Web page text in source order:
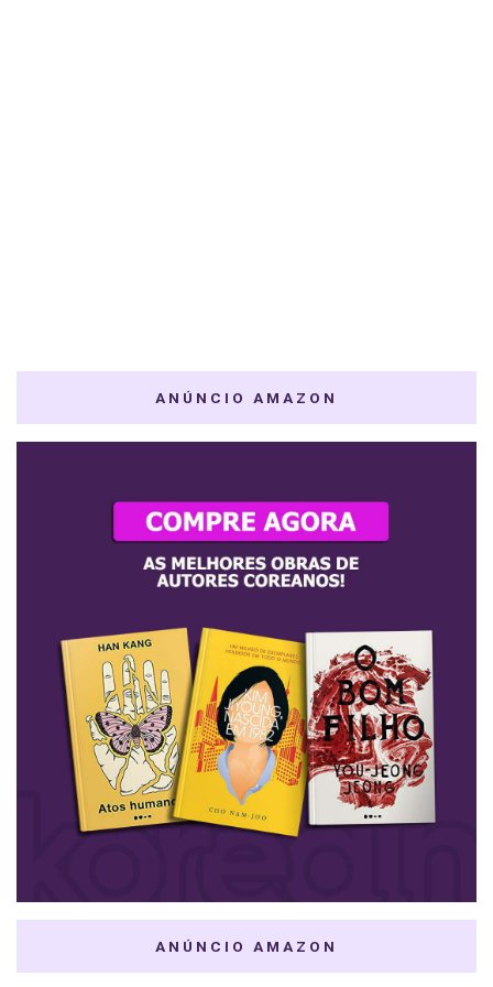
ANÚNCIO AMAZON
ANÚNCIO AMAZON